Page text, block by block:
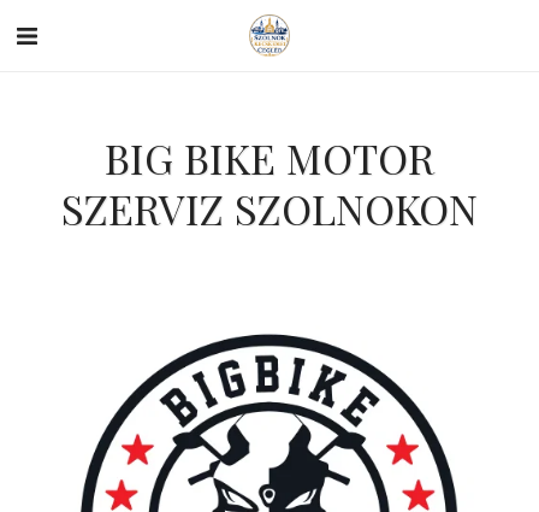
BIG BIKE MOTOR
SZERVIZ SZOLNOKON